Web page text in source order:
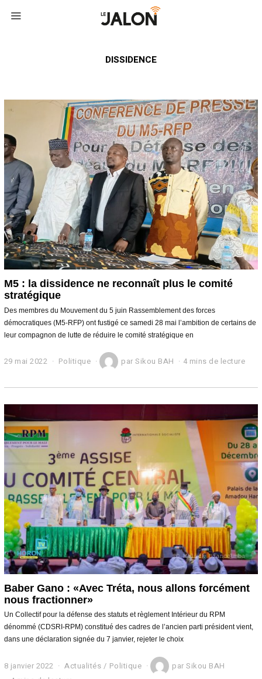
DISSIDENCE
M5 : la dissidence ne reconnaît plus le comité
stratégique
Des membres du Mouvement du 5 juin Rassemblement des forces
démocratiques (M5-RFP) ont fustigé ce samedi 28 mai l’ambition de certains de
leur compagnon de lutte de réduire le comité stratégique en
29 mai 2022
i
0
2
2
Politique parSikou BAH 4 mins de lecture
Baber Gano : «Avec Tréta, nous allons forcément
nous fractionner»
Un Collectif pour la défense des statuts et règlement Intérieur du RPM
dénommé (CDSRI-RPM) constitué des cadres de l’ancien parti président vient,
dans une déclaration signée du 7 janvier, rejeter le choix
8 janvier 2022 Actualités / Politique parSikou BAH